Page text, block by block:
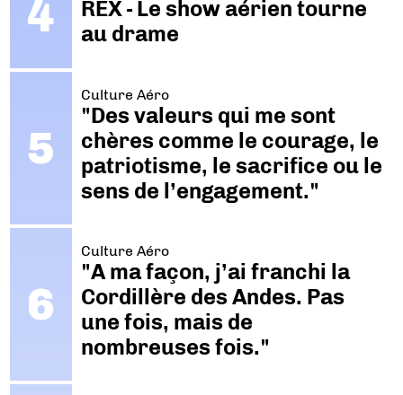
REX - Le show aérien tourne
au drame
Culture Aéro
"Des valeurs qui me sont
chères comme le courage, le
patriotisme, le sacrifice ou le
sens de l’engagement."
Culture Aéro
"A ma façon, j’ai franchi la
Cordillère des Andes. Pas
une fois, mais de
nombreuses fois."